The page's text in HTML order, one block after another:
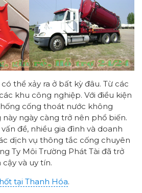
thể xảy ra ở bất kỳ đâu. Từ các
khu công nghiệp. Với điều kiện
cống thoát nước không
ngày càng trở nên phổ biến.
đề, nhiều gia đình và doanh
dịch vụ thông tắc cống chuyên
Ty Môi Trường Phát Tài đã trở
và uy tín.
tại Thanh Hóa.